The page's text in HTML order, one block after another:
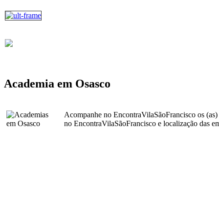
Academia em Osasco
Acompanhe no EncontraVilaSãoFrancisco os
no EncontraVilaSãoFrancisco e localização das